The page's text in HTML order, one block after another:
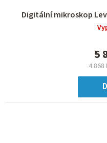
Digitální mikroskop
4 868
5